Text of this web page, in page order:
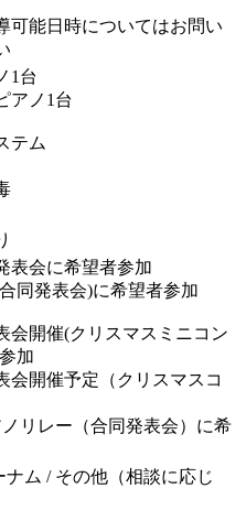
可能日時についてはお問い
1台
アノ1台
テム
表会に希望者参加
同発表会)に希望者参加
会開催(クリスマスミニコン
加
会開催予定（クリスマスコ
ノリレー（合同発表会）に希
ナム / その他（相談に応じ